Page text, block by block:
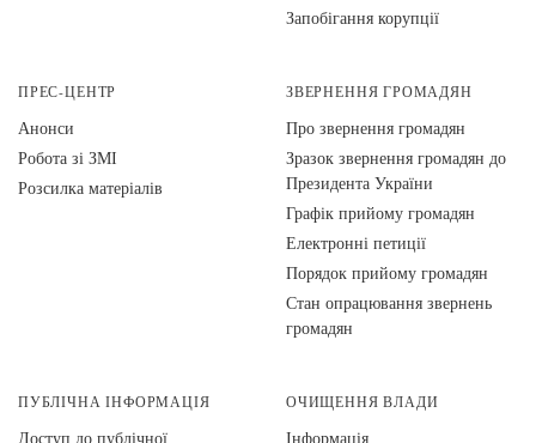
Запобігання корупції
ПРЕС-ЦЕНТР
Анонси
Робота зі ЗМІ
Розсилка матеріалів
ЗВЕРНЕННЯ ГРОМАДЯН
Про звернення громадян
Зразок звернення громадян до
Президента України
Графік прийому громадян
Електронні петиції
Порядок прийому громадян
Стан опрацювання звернень
громадян
ПУБЛІЧНА ІНФОРМАЦІЯ
Доступ до публічної
ОЧИЩЕННЯ ВЛАДИ
Інформація